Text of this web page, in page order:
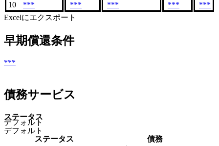
10
*** *** *** ***
***
Excelにエクスポート
早期償還条件
***
債務サービス
ステータス
デフォルト
デフォルト
ステータス
債務